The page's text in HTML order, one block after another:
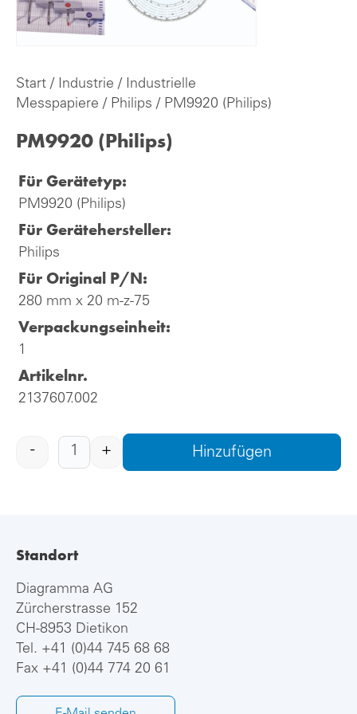
Start / Industrie / Industrielle
Messpapiere / Philips / PM9920 (Philips)
PM9920 (Philips)
Für Gerätetyp:
PM9920 (Philips)
Für Gerätehersteller:
Philips
Für Original P/N:
280 mm x 20 m-z-75
Verpackungseinheit:
1
Artikelnr.
2137607.002
- + Hinzufügen
Standort
Diagramma AG
Zürcherstrasse 152
CH-8953 Dietikon
Tel. +41 (0)44 745 68 68
Fax +41 (0)44 774 20 61